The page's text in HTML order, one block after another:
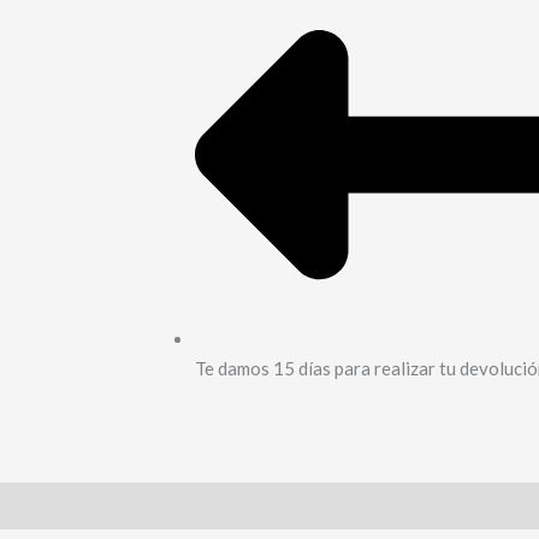
Te damos 15 días para realizar tu